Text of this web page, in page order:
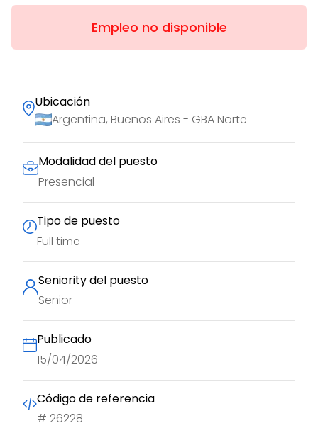
Empleo no disponible
Ubicación
Argentina, Buenos Aires - GBA Norte
Modalidad del puesto
Presencial
Tipo de puesto
Full time
Seniority del puesto
Senior
Publicado
15/04/2026
Código de referencia
# 26228